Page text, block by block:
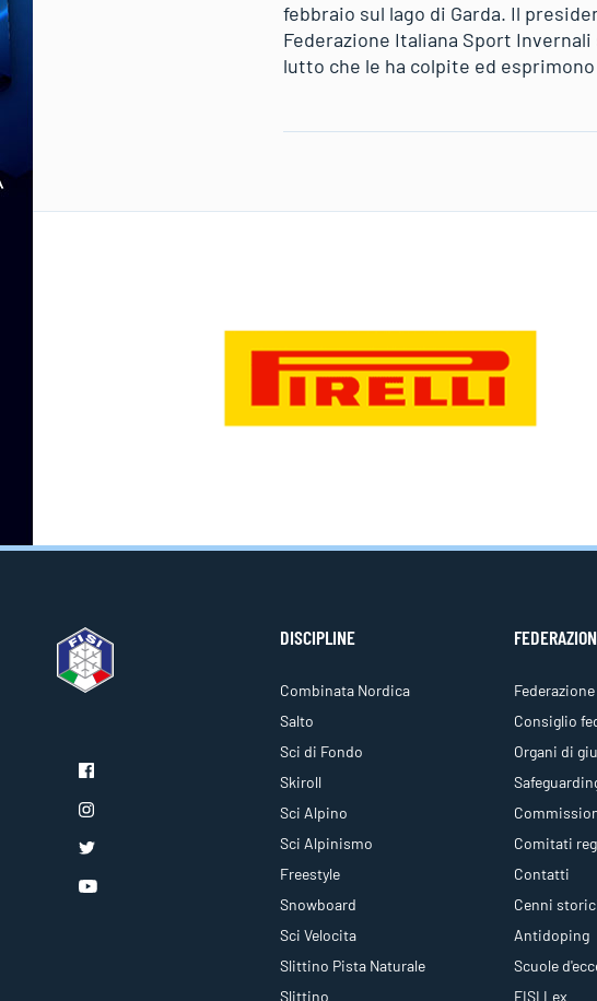
febbraio sul lago di Garda. Il
Federazione Italiana Sport
lutto che le ha colpite ed
DISCIPLINE
Combinata Nordica
Salto
Sci di Fondo
Skiroll
Sci Alpino
Sci Alpinismo
Freestyle
Snowboard
Sci Velocita
Slittino Pista Naturale
Slittino
Federazione
Consiglio
Organi di
Comitati
Contatti
Cenni
Antidoping
Scuole
FISI Lex